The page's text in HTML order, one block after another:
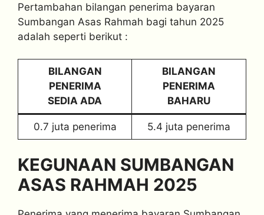
Pertambahan bilangan penerima bayaran
Sumbangan Asas Rahmah bagi tahun 2025
adalah seperti berikut :
BILANGAN
PENERIMA
SEDIA ADA
BILANGAN
PENERIMA
BAHARU
0.7 juta penerima 5.4 juta penerima
KEGUNAAN SUMBANGAN
ASAS RAHMAH 2025